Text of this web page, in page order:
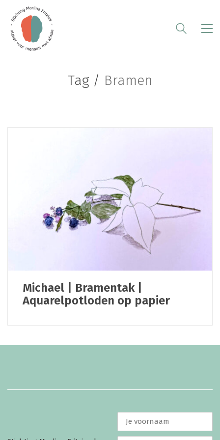
Tag / Bramen
Michael | Bramentak |
Aquarelpotloden op papier